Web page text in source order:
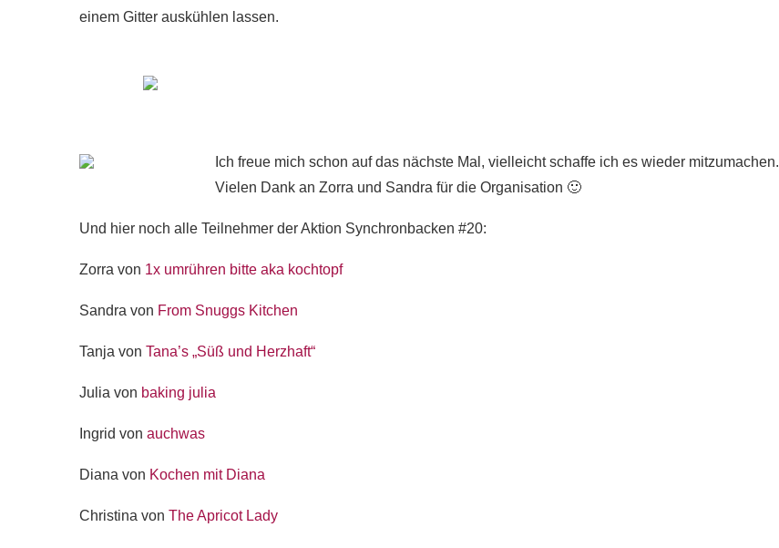
einem Gitter auskühlen lassen.
Ich freue mich schon auf das nächste Mal, vielleicht schaffe ich es wieder mitzumachen.
Vielen Dank an Zorra und Sandra für die Organisation 🙂
Und hier noch alle Teilnehmer der Aktion Synchronbacken #20:
Zorra von 1x umrühren bitte aka kochtopf
Sandra von From Snuggs Kitchen
Tanja von Tana’s „Süß und Herzhaft“
Julia von baking julia
Ingrid von auchwas
Diana von Kochen mit Diana
Christina von The Apricot Lady